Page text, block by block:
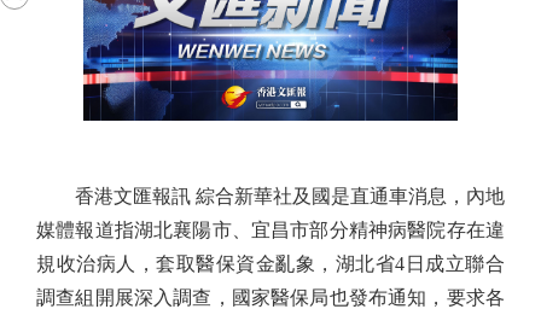
香港文匯報訊 綜合新華社及國是直通車消息，內地
媒體報道指湖北襄陽市、宜昌市部分精神病醫院存在違
規收治病人，套取醫保資金亂象，湖北省4日成立聯合
調查組開展深入調查，國家醫保局也發布通知，要求各